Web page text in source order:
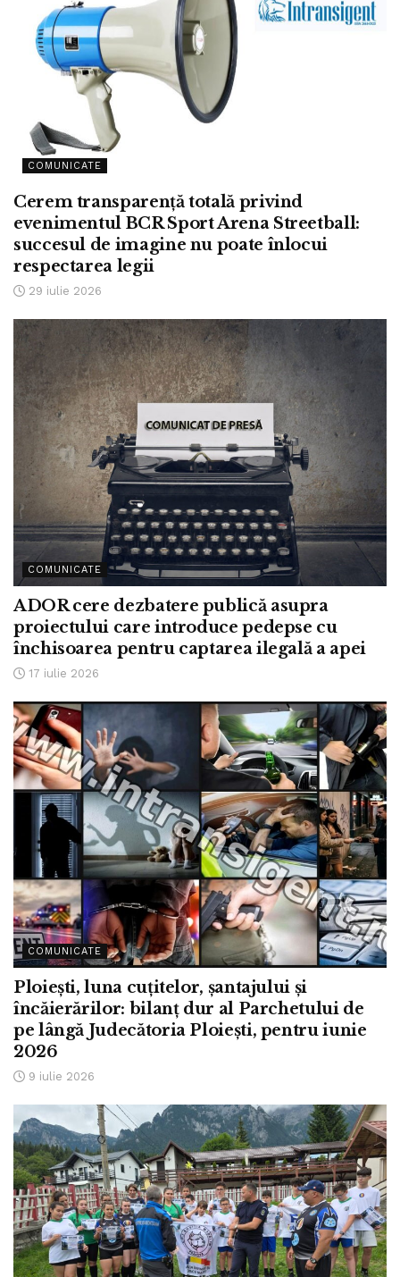
COMUNICATE
Cerem transparență totală privind
evenimentul BCR Sport Arena Streetball:
succesul de imagine nu poate înlocui
respectarea legii
29 iulie 2026
COMUNICATE
ADOR cere dezbatere publică asupra
proiectului care introduce pedepse cu
închisoarea pentru captarea ilegală a apei
17 iulie 2026
COMUNICATE
Ploiești, luna cuțitelor, șantajului și
încăierărilor: bilanț dur al Parchetului de
pe lângă Judecătoria Ploiești, pentru iunie
2026
9 iulie 2026